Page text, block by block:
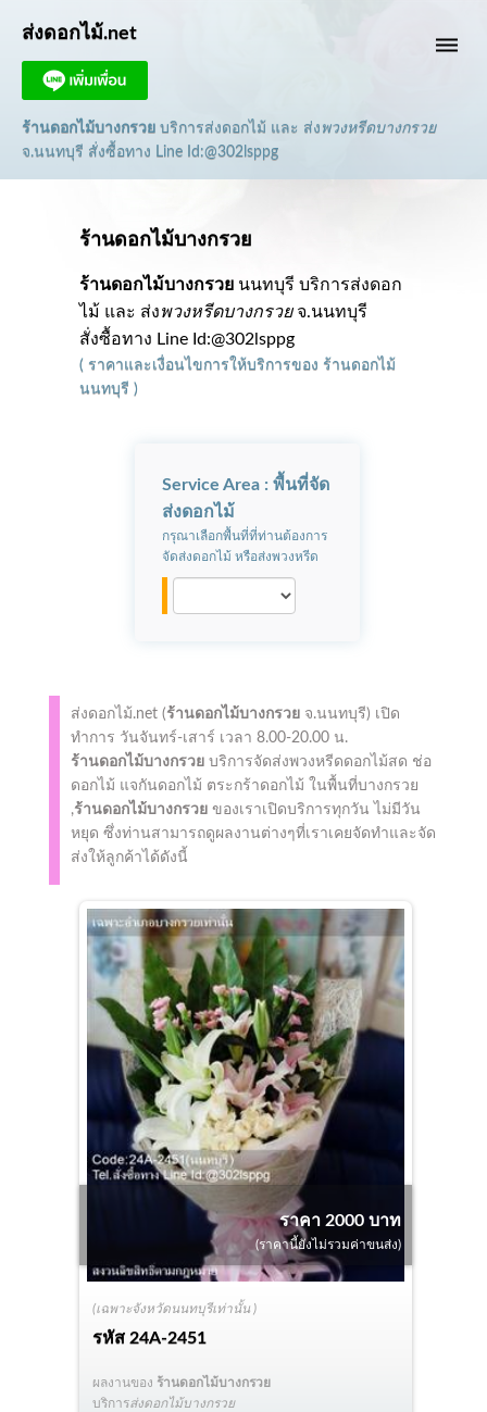
dehaze
ส่งดอกไม้.net
ร้านดอกไม้บางกรวย บริการส่งดอกไม้ และ ส่ง พวงหรีดบางกรวย
จ.นนทบุรี สั่งซื้อทาง Line Id:@302lsppg
ร้านดอกไม้บางกรวย
ร้านดอกไม้บางกรวย นนทบุรี บริการส่งดอก
ไม้ และ ส่งพวงหรีดบางกรวยจ.นนทบุรี
สั่งซื้อทาง Line Id:@302lsppg
( ราคาและเงื่อนไขการให้บริการของ ร้านดอกไม้
นนทบุรี )
Service Area : พื้นที่จัด
ส่งดอกไม้
กรุณาเลือกพื้นที่ที่ท่านต้องการ
จัดส่งดอกไม้ หรือส่งพวงหรีด
ส่งดอกไม้.net (ร้านดอกไม้บางกรวยจ.นนทบุรี) เปิด
ทำการ วันจันทร์-เสาร์ เวลา 8.00-20.00 น.
ร้านดอกไม้บางกรวยบริการจัดส่งพวงหรีดดอกไม้สด ช่อ
ดอกไม้ แจกันดอกไม้ ตระกร้าดอกไม้ ในพื้นที่บางกรวย
,ร้านดอกไม้บางกรวยของเราเปิดบริการทุกวัน ไม่มีวัน
หยุด ซึ่งท่านสามารถดูผลงานต่างๆที่เราเคยจัดทำและจัด
ส่งให้ลูกค้าได้ดังนี้
(เฉพาะจังหวัดนนทบุรีเท่านั้น )
รหัส 24A-2451
ราคา 2000 บาท
(ราคานี้ยังไม่รวมค่าขนส่ง)
ผลงานของ ร้านดอกไม้บางกรวย
บริการส่งดอกไม้บางกรวย